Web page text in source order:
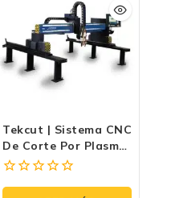
Tekcut | Sistema CNC
De Corte Por Plasma
Y Oxicorte Con
Automático
0